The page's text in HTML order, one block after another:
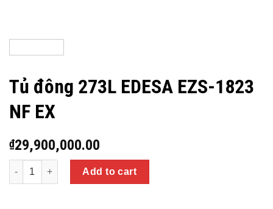
Tủ đông 273L EDESA EZS-1823
NF EX
₫29,900,000.00
Quantity
Add to cart